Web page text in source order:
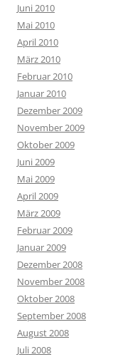
Juni 2010
Mai 2010
April 2010
März 2010
Februar 2010
Januar 2010
Dezember 2009
November 2009
Oktober 2009
Juni 2009
Mai 2009
April 2009
März 2009
Februar 2009
Januar 2009
Dezember 2008
November 2008
Oktober 2008
September 2008
August 2008
Juli 2008